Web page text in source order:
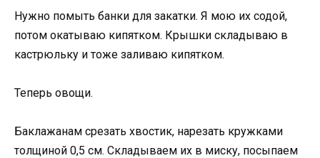
Нужно помыть банки для закатки. Я мою их содой,
потом окатываю кипятком. Крышки складываю в
кастрюльку и тоже заливаю кипятком.
Теперь овощи.
Баклажанам срезать хвостик, нарезать кружками
толщиной 0,5 см. Складываем их в миску, посыпаем